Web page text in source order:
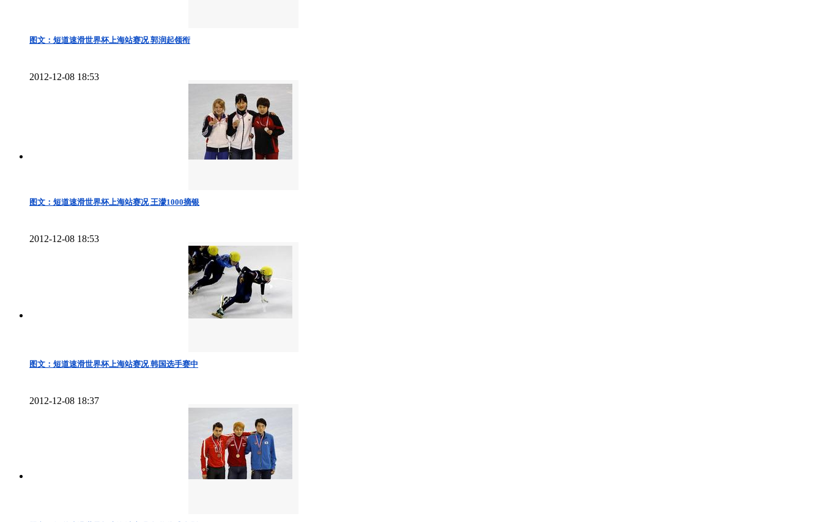
图文：短道速滑世界杯上海站赛况 郭润起领衔
2012-12-08 18:53
图文：短道速滑世界杯上海站赛况 王濛1000摘银
2012-12-08 18:53
图文：短道速滑世界杯上海站赛况 韩国选手赛中
2012-12-08 18:37